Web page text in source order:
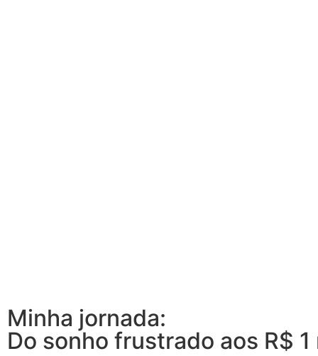
Minha jornada:
Do sonho frustrado aos R$